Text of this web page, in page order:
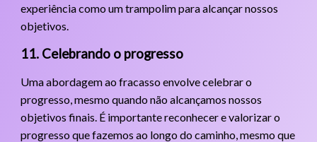
experiência como um trampolim para alcançar nossos
objetivos.
11. Celebrando o progresso
Uma abordagem ao fracasso envolve celebrar o
progresso, mesmo quando não alcançamos nossos
objetivos finais. É importante reconhecer e valorizar o
progresso que fazemos ao longo do caminho, mesmo que